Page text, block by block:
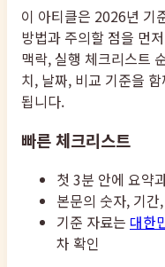
이 아티클은 2026년 기
방법과 주의할 점을 먼
맥락, 실행 체크리스트
치, 날짜, 비교 기준을
됩니다.
빠른 체크리스트
첫 3분 안에 요약
본문의 숫자, 기
기준 자료는 대한
차 확인